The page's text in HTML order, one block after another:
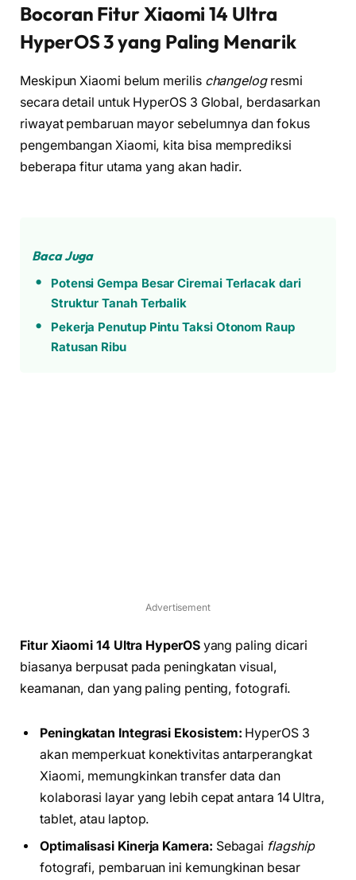
Bocoran Fitur Xiaomi 14 Ultra
HyperOS 3 yang Paling Menarik
Meskipun Xiaomi belum merilis changelogresmi
secara detail untuk HyperOS 3 Global, berdasarkan
riwayat pembaruan mayor sebelumnya dan fokus
pengembangan Xiaomi, kita bisa memprediksi
beberapa fitur utama yang akan hadir.
Baca Juga
Potensi Gempa Besar Ciremai Terlacak dari
Struktur Tanah Terbalik
Pekerja Penutup Pintu Taksi Otonom Raup
Ratusan Ribu
Advertisement
Fitur Xiaomi 14 Ultra HyperOSyang paling dicari
biasanya berpusat pada peningkatan visual,
keamanan, dan yang paling penting, fotografi.
Peningkatan Integrasi Ekosistem: HyperOS 3
akan memperkuat konektivitas antarperangkat
Xiaomi, memungkinkan transfer data dan
kolaborasi layar yang lebih cepat antara 14 Ultra,
tablet, atau laptop.
Optimalisasi Kinerja Kamera: Sebagai flagship
fotografi, pembaruan ini kemungkinan besar